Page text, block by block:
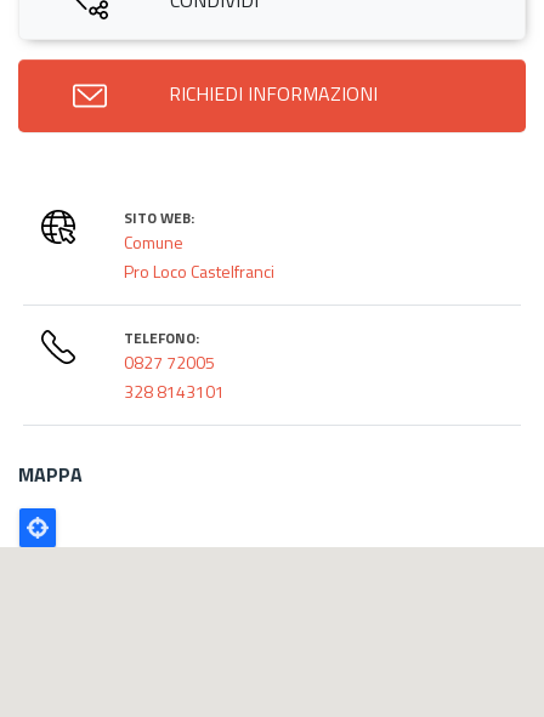
RICHIEDI INFORMAZIONI
SITO WEB:
Comune
Pro Loco Castelfranci
TELEFONO:
0827 72005
328 8143101
MAPPA
Poligono
GEO